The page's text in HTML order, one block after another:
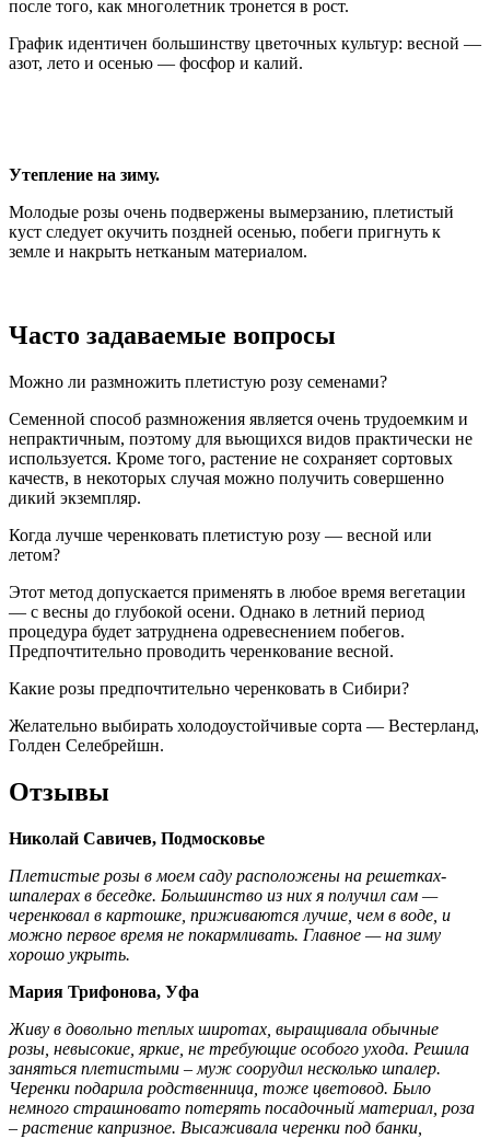
после того, как многолетник тронется в рост.
График идентичен большинству цветочных культур: весной —
азот, лето и осенью — фосфор и калий.
Утепление на зиму.
Молодые розы очень подвержены вымерзанию, плетистый
куст следует окучить поздней осенью, побеги пригнуть к
земле и накрыть нетканым материалом.
Часто задаваемые вопросы
Можно ли размножить плетистую розу семенами?
Семенной способ размножения является очень трудоемким и
непрактичным, поэтому для вьющихся видов практически не
используется. Кроме того, растение не сохраняет сортовых
качеств, в некоторых случая можно получить совершенно
дикий экземпляр.
Когда лучше черенковать плетистую розу — весной или
летом?
Этот метод допускается применять в любое время вегетации
— с весны до глубокой осени. Однако в летний период
процедура будет затруднена одревеснением побегов.
Предпочтительно проводить черенкование весной.
Какие розы предпочтительно черенковать в Сибири?
Желательно выбирать холодоустойчивые сорта — Вестерланд,
Голден Селебрейшн.
Отзывы
Николай Савичев, Подмосковье
Плетистые розы в моем саду расположены на решетках-
шпалерах в беседке. Большинство из них я получил сам —
черенковал в картошке, приживаются лучше, чем в воде, и
можно первое время не покармливать. Главное — на зиму
хорошо укрыть.
Мария Трифонова, Уфа
Живу в довольно теплых широтах, выращивала обычные
розы, невысокие, яркие, не требующие особого ухода. Решила
заняться плетистыми – муж соорудил несколько шпалер.
Черенки подарила родственница, тоже цветовод. Было
немного страшновато потерять посадочный материал, роза
– растение капризное. Высаживала черенки под банки,